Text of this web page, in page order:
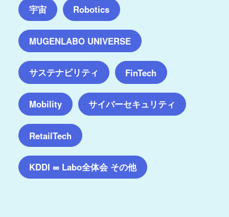
宇宙 Robotics
MUGENLABO UNIVERSE
サステナビリティ FinTech
Mobility サイバーセキュリティ
RetailTech
KDDI ∞ Labo全体会 その他